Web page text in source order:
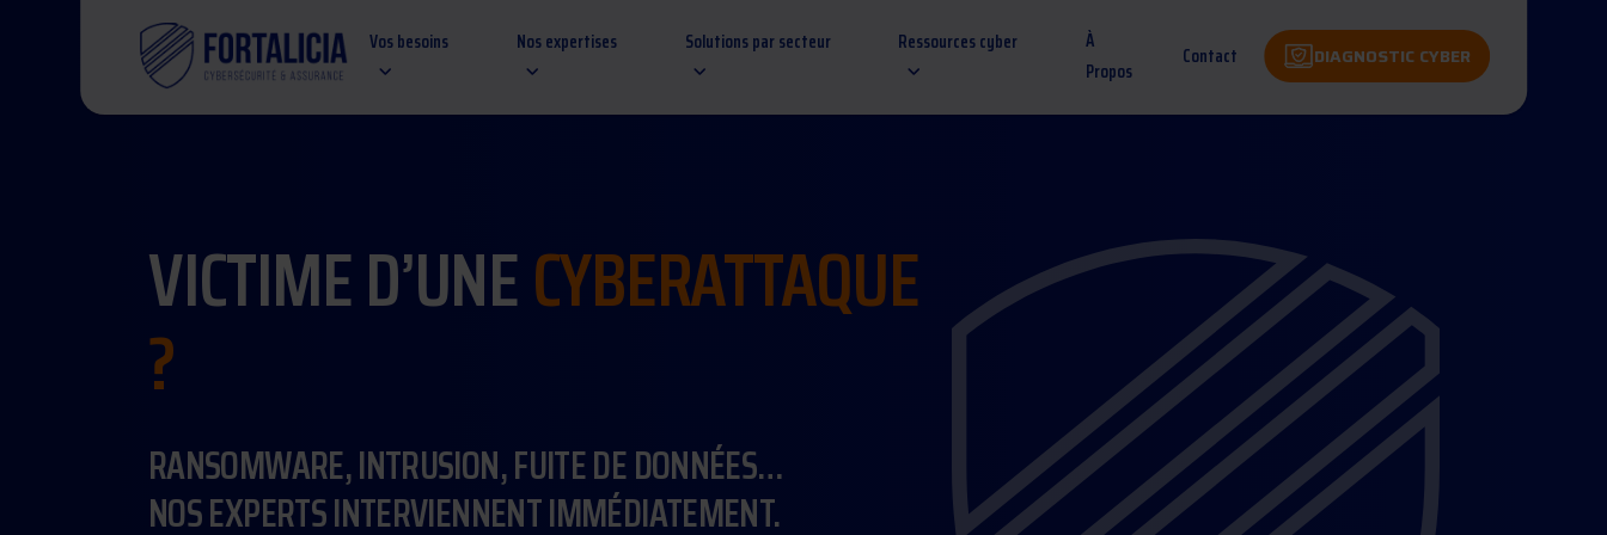
Vos besoins Nos expertises Solutions par secteur Ressources cyber
À
Propos
Contact DIAGNOSTIC CYBER
VICTIME D’UNECYBERATTAQUE
?
RANSOMWARE, INTRUSION, FUITE DE DONNÉES…
NOS EXPERTS INTERVIENNENT IMMÉDIATEMENT.